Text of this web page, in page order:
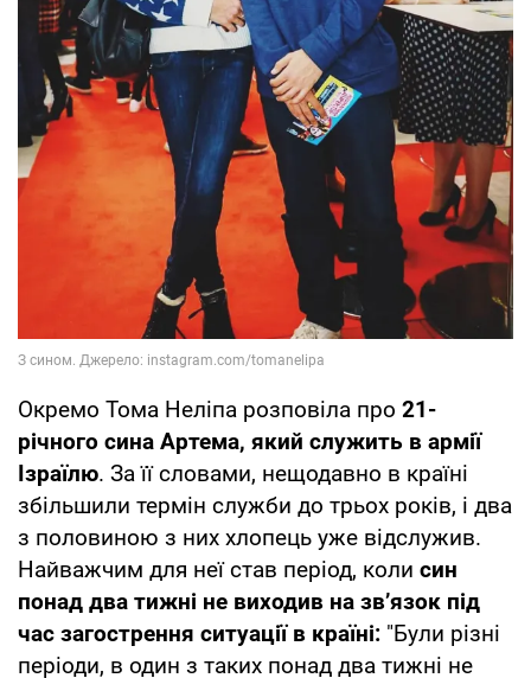
Окремо Тома Неліпа розповіла про 21-
річного сина Артема, який служить в армії
Ізраїлю. За її словами, нещодавно в країні
збільшили термін служби до трьох років, і два
з половиною з них хлопець уже відслужив.
Найважчим для неї став період, коли син
понад два тижні не виходив на зв’язок під
час загострення ситуації в країні: "Були різні
періоди, в один з таких понад два тижні не